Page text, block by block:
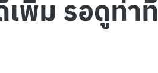
เพิ่ม รอดูท่าที